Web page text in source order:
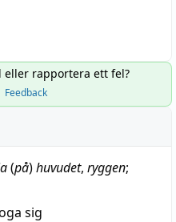
rapportera ett fel?
Feedback
(på)huvudet, ryggen;
sig